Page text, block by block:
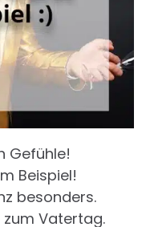
Gefühle!
Beispiel!
besonders.
zum Vatertag.